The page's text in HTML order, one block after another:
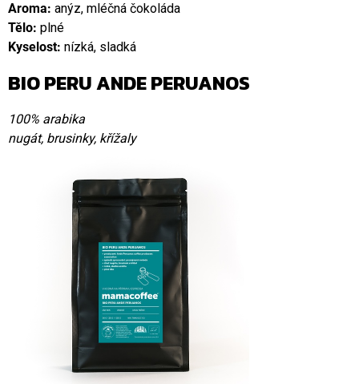
Aroma: anýz, mléčná čokoláda
Tělo: plné
Kyselost: nízká, sladká
BIO PERU ANDE PERUANOS
100% arabika
nugát, brusinky, křížaly